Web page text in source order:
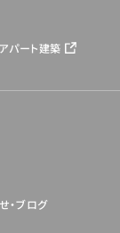
アパート建築
・ブログ